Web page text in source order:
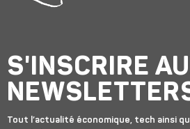
S'INSCRIRE
Tout l’actualité économique, tech ainsi